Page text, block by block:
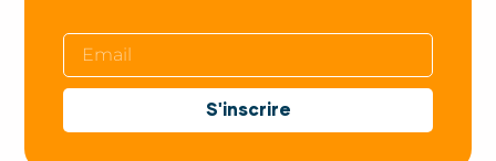
S'inscrire